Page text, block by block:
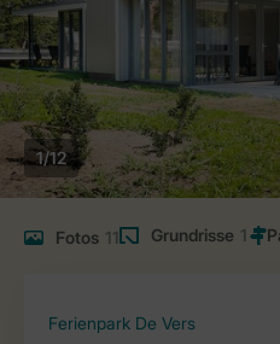
1/12
Fotos 11 Grundrisse 1
Ferienpark De Vers